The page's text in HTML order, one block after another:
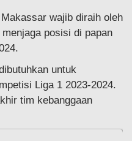
wajib diraih oleh
posisi di papan
untuk
Liga 1 2023-2024.
tim kebanggaan